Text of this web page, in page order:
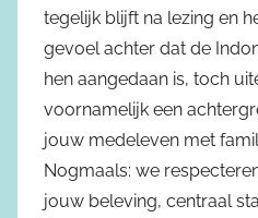
tegelijk blijft na lezing en
gevoel achter dat de
hen aangedaan is, toch
voornamelijk een
jouw medeleven met
Nogmaals: we
jouw beleving, centraal